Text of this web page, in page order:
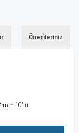
Önerileriniz
10'lu